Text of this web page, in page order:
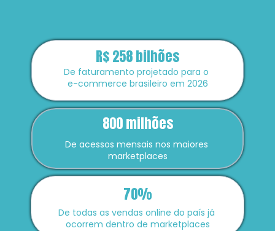
R$ 258 bilhões
800 milhões
70%
De faturamento projetado para o
e-commerce brasileiro em 2026
De todas as vendas online do país já
ocorrem dentro de marketplaces
De acessos mensais nos maiores
marketplaces